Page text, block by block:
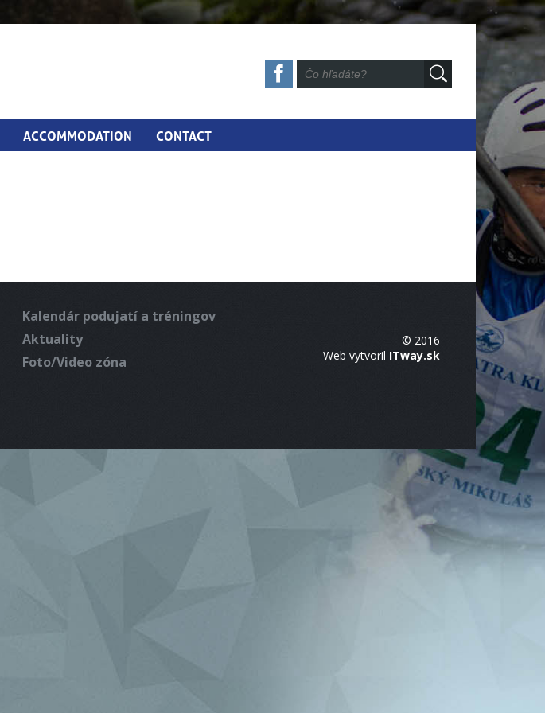
ACCOMMODATION CONTACT
Kalendár podujatí a tréningov
Aktuality
Foto/Video zóna
© 2016
Web vytvoril ITway.sk